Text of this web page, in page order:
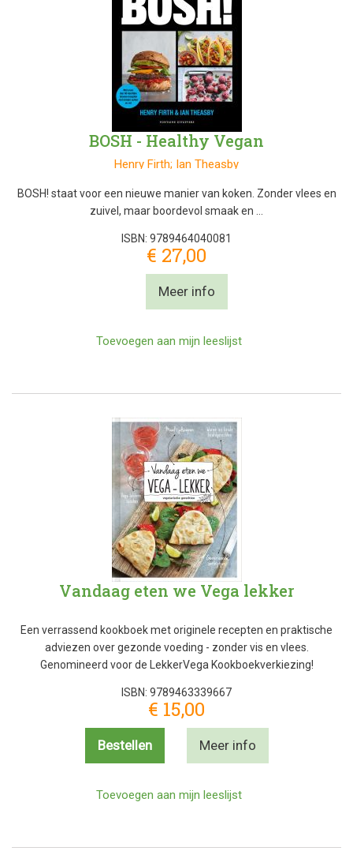
BOSH - Healthy Vegan
Henry Firth; Ian Theasby
BOSH! staat voor een nieuwe manier van koken. Zonder vlees en
zuivel, maar boordevol smaak en …
ISBN: 9789464040081
€ 27,00
Meer info
Toevoegen aan mijn leeslijst
Vandaag eten we Vega lekker
Een verrassend kookboek met originele recepten en praktische
adviezen over gezonde voeding - zonder vis en vlees.
Genomineerd voor de LekkerVega Kookboekverkiezing!
ISBN: 9789463339667
€ 15,00
Bestellen Meer info
Toevoegen aan mijn leeslijst